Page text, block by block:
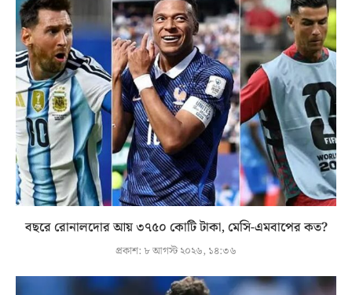
বছরে রোনালদোর আয় ৩৭৫০ কোটি টাকা, মেসি-এমবাপের কত?
প্রকাশ: ৮ আগস্ট ২০২৬, ১৪:৩৬